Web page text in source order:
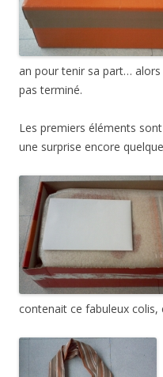
an pour tenir sa part… alors
pas terminé.
Les premiers éléments
une surprise encore
contenait ce fabuleux